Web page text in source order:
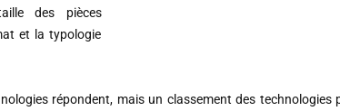
des pièces
et la typologie
répondent, mais un classement des technologies